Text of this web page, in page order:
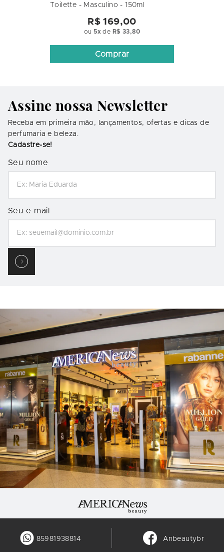
Toilette - Masculino - 150ml
R$ 169,00
ou5x de R$ 33,80
Comprar
Assine nossa Newsletter
Receba em primeira mão, lançamentos, ofertas e dicas de
perfumaria e beleza.
Cadastre-se!
Seu nome
Seu e-mail
85981938814 Anbeautybr